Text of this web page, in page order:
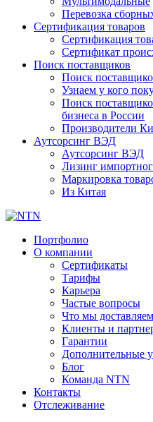
Перевозка
Сертификация товаров
Сертификация
Сертификат
Поиск поставщиков
Поиск
Узнаем у кого
Поиск
бизнеса в России
Производители
Аутсорсинг ВЭД
Аутсорсинг ВЭД
Лизинг
Маркировка
Из Китая
Портфолио
О компании
Сертификаты
Тарифы
Карьера
Частые вопросы
Что мы доставляем
Клиенты и
Гарантии
Дополнительные
Блог
Команда NTN
Контакты
Отслеживание